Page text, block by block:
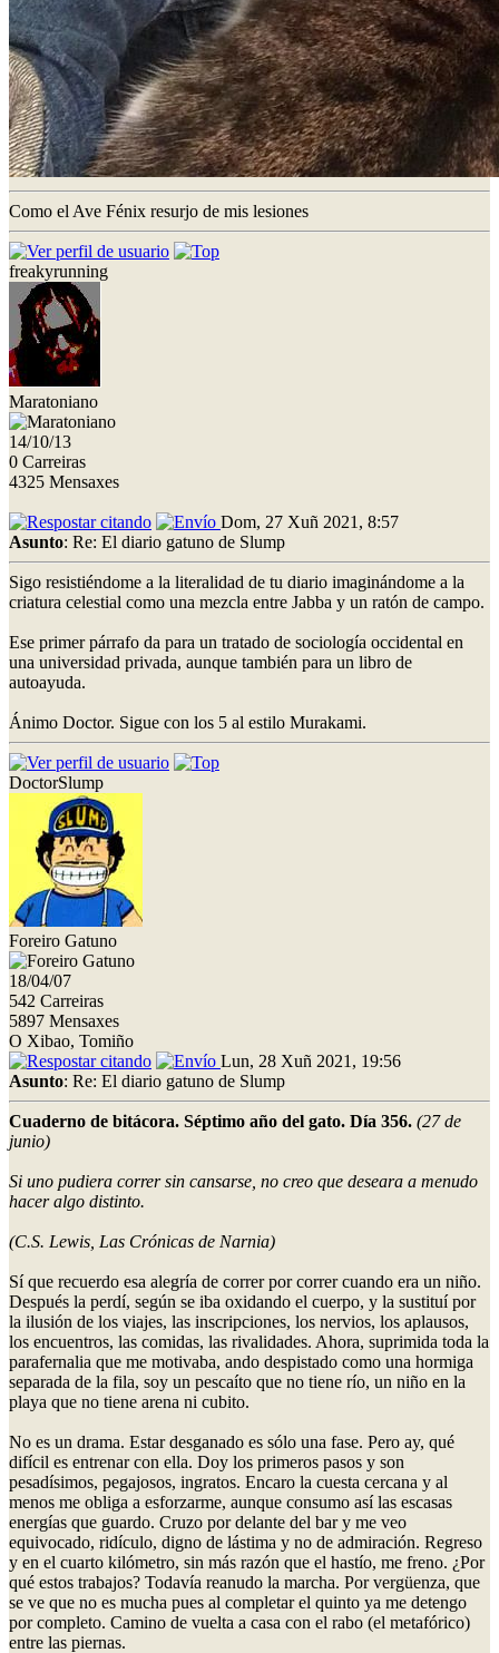
Como el Ave Fénix resurjo de mis lesiones
freakyrunning
Maratoniano
14/10/13
0 Carreiras
4325 Mensaxes
Dom, 27 Xuñ 2021, 8:57
Asunto: Re: El diario gatuno de Slump
Sigo resistiéndome a la literalidad de tu diario imaginándome a la
criatura celestial como una mezcla entre Jabba y un ratón de campo.
Ese primer párrafo da para un tratado de sociología occidental en
una universidad privada, aunque también para un libro de
autoayuda.
Ánimo Doctor. Sigue con los 5 al estilo Murakami.
DoctorSlump
Foreiro Gatuno
18/04/07
542 Carreiras
5897 Mensaxes
O Xibao, Tomiño
Lun, 28 Xuñ 2021, 19:56
Asunto: Re: El diario gatuno de Slump
Cuaderno de bitácora. Séptimo año del gato. Día 356. (27 de
junio)
Si uno pudiera correr sin cansarse, no creo que deseara a menudo
hacer algo distinto.
(C.S. Lewis, Las Crónicas de Narnia)
Sí que recuerdo esa alegría de correr por correr cuando era un niño.
Después la perdí, según se iba oxidando el cuerpo, y la sustituí por
la ilusión de los viajes, las inscripciones, los nervios, los aplausos,
los encuentros, las comidas, las rivalidades. Ahora, suprimida toda la
parafernalia que me motivaba, ando despistado como una hormiga
separada de la fila, soy un pescaíto que no tiene río, un niño en la
playa que no tiene arena ni cubito.
No es un drama. Estar desganado es sólo una fase. Pero ay, qué
difícil es entrenar con ella. Doy los primeros pasos y son
pesadísimos, pegajosos, ingratos. Encaro la cuesta cercana y al
menos me obliga a esforzarme, aunque consumo así las escasas
energías que guardo. Cruzo por delante del bar y me veo
equivocado, ridículo, digno de lástima y no de admiración. Regreso
y en el cuarto kilómetro, sin más razón que el hastío, me freno. ¿Por
qué estos trabajos? Todavía reanudo la marcha. Por vergüenza, que
se ve que no es mucha pues al completar el quinto ya me detengo
por completo. Camino de vuelta a casa con el rabo (el metafórico)
entre las piernas.